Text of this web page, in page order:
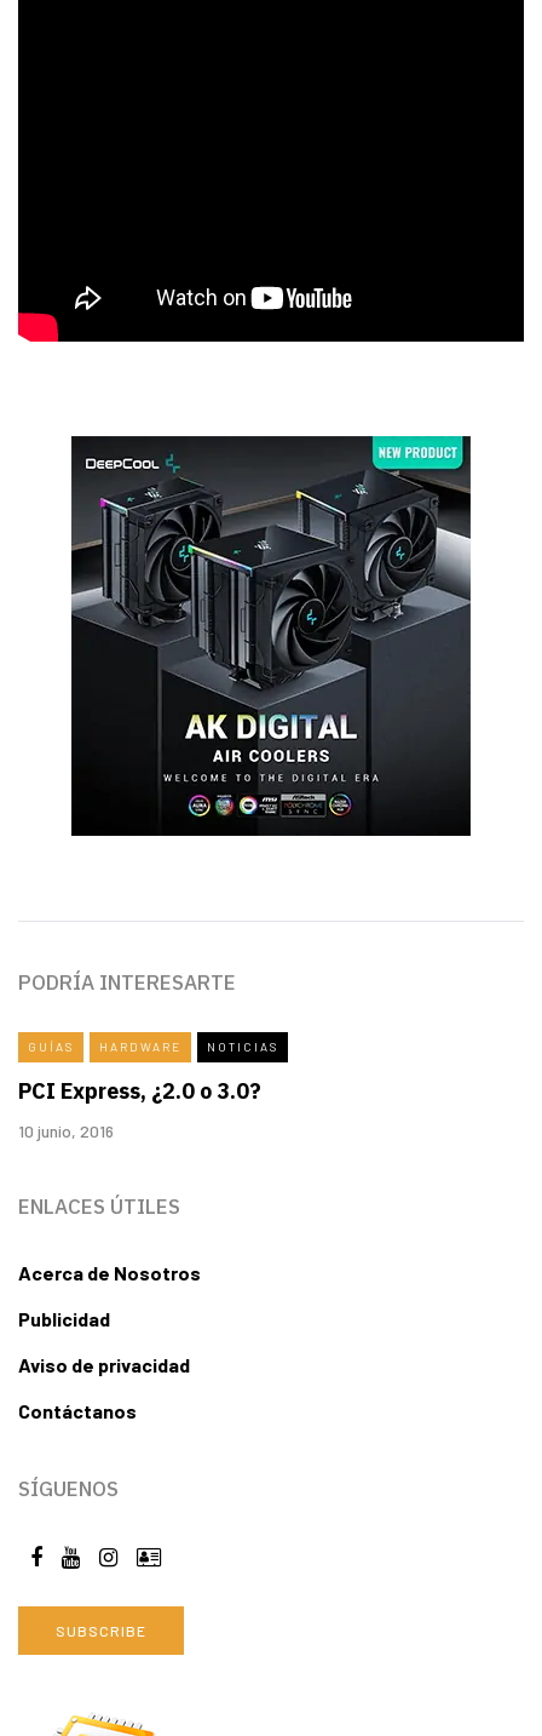
PODRÍA INTERESARTE
GUÍAS HARDWARE NOTICIAS
PCI Express, ¿2.0 o 3.0?
10 junio, 2016
ENLACES ÚTILES
Acerca de Nosotros
Publicidad
Aviso de privacidad
Contáctanos
SÍGUENOS
SUBSCRIBE